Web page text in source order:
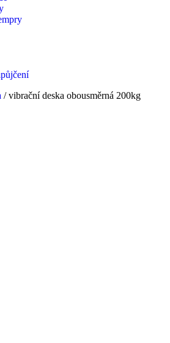
/ vibrační deska obousměrná 200kg